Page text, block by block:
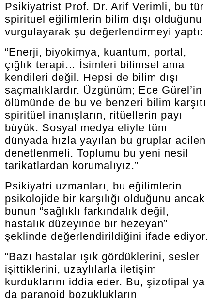
Psikiyatrist Prof. Dr. Arif Verimli, bu tür
spiritüel eğilimlerin bilim dışı olduğunu
vurgulayarak şu değerlendirmeyi yaptı:
“Enerji, biyokimya, kuantum, portal,
çığlık terapi… İsimleri bilimsel ama
kendileri değil. Hepsi de bilim dışı
saçmalıklardır. Üzgünüm; Ece Gürel’in
ölümünde de bu ve benzeri bilim karşıtı
spiritüel inanışların, ritüellerin payı
büyük. Sosyal medya eliyle tüm
dünyada hızla yayılan bu gruplar acilen
denetlenmeli. Toplumu bu yeni nesil
tarikatlardan korumalıyız.”
Psikiyatri uzmanları, bu eğilimlerin
psikolojide bir karşılığı olduğunu ancak
bunun “sağlıklı farkındalık değil,
hastalık düzeyinde bir hezeyan”
şeklinde değerlendirildiğini ifade ediyor.
“Bazı hastalar ışık gördüklerini, sesler
işittiklerini, uzaylılarla iletişim
kurduklarını iddia eder. Bu, şizotipal ya
da paranoid bozuklukların